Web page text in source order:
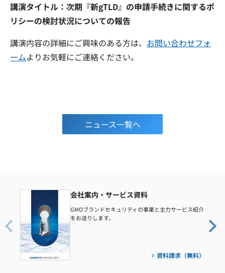
講演タイトル：次期『新gTLD』の申請手続きに関するポ
リシーの検討状況についての報告
講演内容の詳細にご興味のある方は、 お問い合わせフォ
ームよりお気軽にご連絡ください。
ニュース一覧へ
会社案内・サービス資料
GMOブランドセキュリティの事業と主力サービス紹介
をお送りします。
資料請求（無料）